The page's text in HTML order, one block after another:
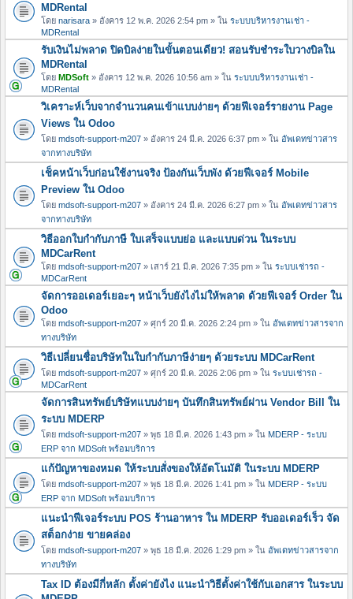
MDRental
โดย narisara » อังคาร 12 พ.ค. 2026 2:54 pm » ใน ระบบบริหารงานเช่า -
MDRental
รับเงินไม่พลาด ปิดบิลง่ายในขั้นตอนเดียว! สอนรับชำระใบวางบิลใน
MDRental
โดย MDSoft » อังคาร 12 พ.ค. 2026 10:56 am » ใน ระบบบริหารงานเช่า -
MDRental
วิเคราะห์เว็บจากจำนวนคนเข้าแบบง่ายๆ ด้วยฟีเจอร์รายงาน Page
Views ใน Odoo
โดย mdsoft-support-m207 » อังคาร 24 มี.ค. 2026 6:37 pm » ใน อัพเดทข่าวสาร
จากทางบริษัท
เช็คหน้าเว็บก่อนใช้งานจริง ป้องกันเว็บพัง ด้วยฟีเจอร์ Mobile
Preview ใน Odoo
โดย mdsoft-support-m207 » อังคาร 24 มี.ค. 2026 6:27 pm » ใน อัพเดทข่าวสาร
จากทางบริษัท
วิธีออกใบกำกับภาษี ใบเสร็จแบบย่อ และแบบด่วน ในระบบ
MDCarRent
โดย mdsoft-support-m207 » เสาร์ 21 มี.ค. 2026 7:35 pm » ใน ระบบเช่ารถ -
MDCarRent
จัดการออเดอร์เยอะๆ หน้าเว็บยังไงไม่ให้พลาด ด้วยฟีเจอร์ Order ใน
Odoo
โดย mdsoft-support-m207 » ศุกร์ 20 มี.ค. 2026 2:24 pm » ใน อัพเดทข่าวสารจาก
ทางบริษัท
วิธีเปลี่ยนชื่อบริษัทในใบกำกับภาษีง่ายๆ ด้วยระบบ MDCarRent
โดย mdsoft-support-m207 » ศุกร์ 20 มี.ค. 2026 2:06 pm » ใน ระบบเช่ารถ -
MDCarRent
จัดการสินทรัพย์บริษัทแบบง่ายๆ บันทึกสินทรัพย์ผ่าน Vendor Bill ใน
ระบบ MDERP
โดย mdsoft-support-m207 » พุธ 18 มี.ค. 2026 1:43 pm » ใน MDERP - ระบบ
ERP จาก MDSoft พร้อมบริการ
แก้ปัญหาของหมด ให้ระบบสั่งของให้อัตโนมัติ ในระบบ MDERP
โดย mdsoft-support-m207 » พุธ 18 มี.ค. 2026 1:41 pm » ใน MDERP - ระบบ
ERP จาก MDSoft พร้อมบริการ
แนะนำฟีเจอร์ระบบ POS ร้านอาหาร ใน MDERP รับออเดอร์เร็ว จัด
สต็อกง่าย ขายคล่อง
โดย mdsoft-support-m207 » พุธ 18 มี.ค. 2026 1:29 pm » ใน อัพเดทข่าวสารจาก
ทางบริษัท
Tax ID ต้องมีกี่หลัก ตั้งค่ายังไง แนะนำวิธีตั้งค่าใช้กับเอกสาร ในระบบ